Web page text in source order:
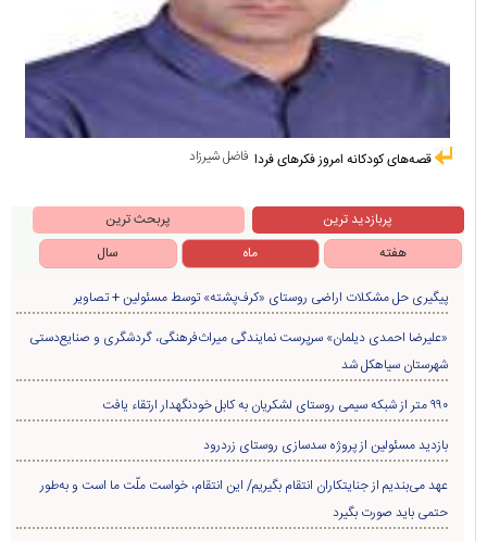
فاضل شیرزاد قصه‌های کودکانه امروز فکرهای فردا
پربازدید ترین
پربحث ترین
هفته
ماه سال
پیگیری حل مشکلات اراضی روستای «کرف‌پشته» توسط مسئولین + تصاویر
«علیرضا احمدی دیلمان» سرپرست نمایندگی میراث‌فرهنگی، گردشگری و صنایع‌دستی
شهرستان سیاهکل شد
۹۹۰ متر از شبکه سیمی روستای لشکریان به کابل خودنگهدار ارتقاء یافت
بازدید مسئولین از پروژه سدسازی روستای زردرود
عهد می‌بندیم از جنایتکاران انتقام بگیریم/ این انتقام، خواست ملّت ما است و به‌طور
حتمی باید صورت بگیرد